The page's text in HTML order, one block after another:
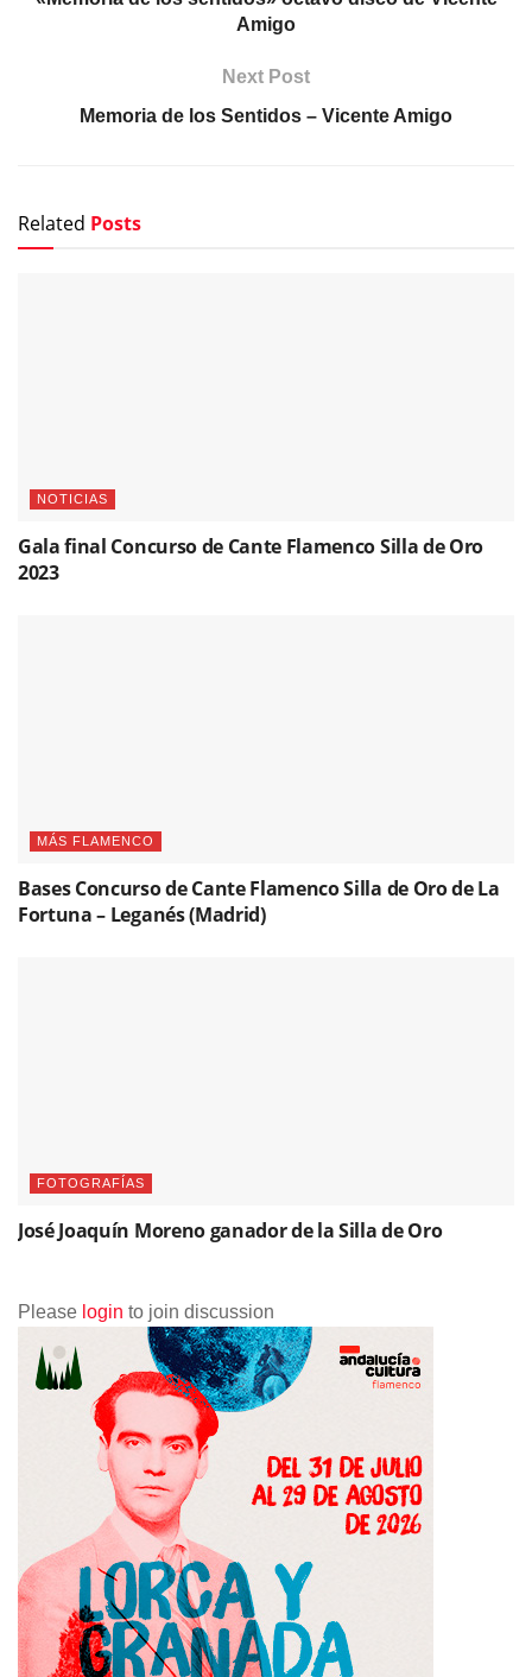
Amigo
Next Post
Memoria de los Sentidos – Vicente Amigo
Related Posts
NOTICIAS
Gala final Concurso de Cante Flamenco Silla de Oro
2023
MÁS FLAMENCO
Bases Concurso de Cante Flamenco Silla de Oro de La
Fortuna – Leganés (Madrid)
FOTOGRAFÍAS
José Joaquín Moreno ganador de la Silla de Oro
Please login to join discussion